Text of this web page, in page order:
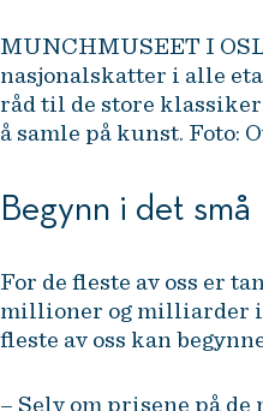
MUNCHMUSEET I
nasjonalskatter i alle
råd til de store
å samle på kunst. Foto:
Begynn i det små
For de fleste av oss er
millioner og milliarder i
fleste av oss kan
– Selv om prisene på